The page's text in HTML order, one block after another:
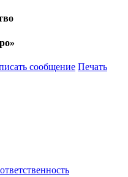
сообщение Печать